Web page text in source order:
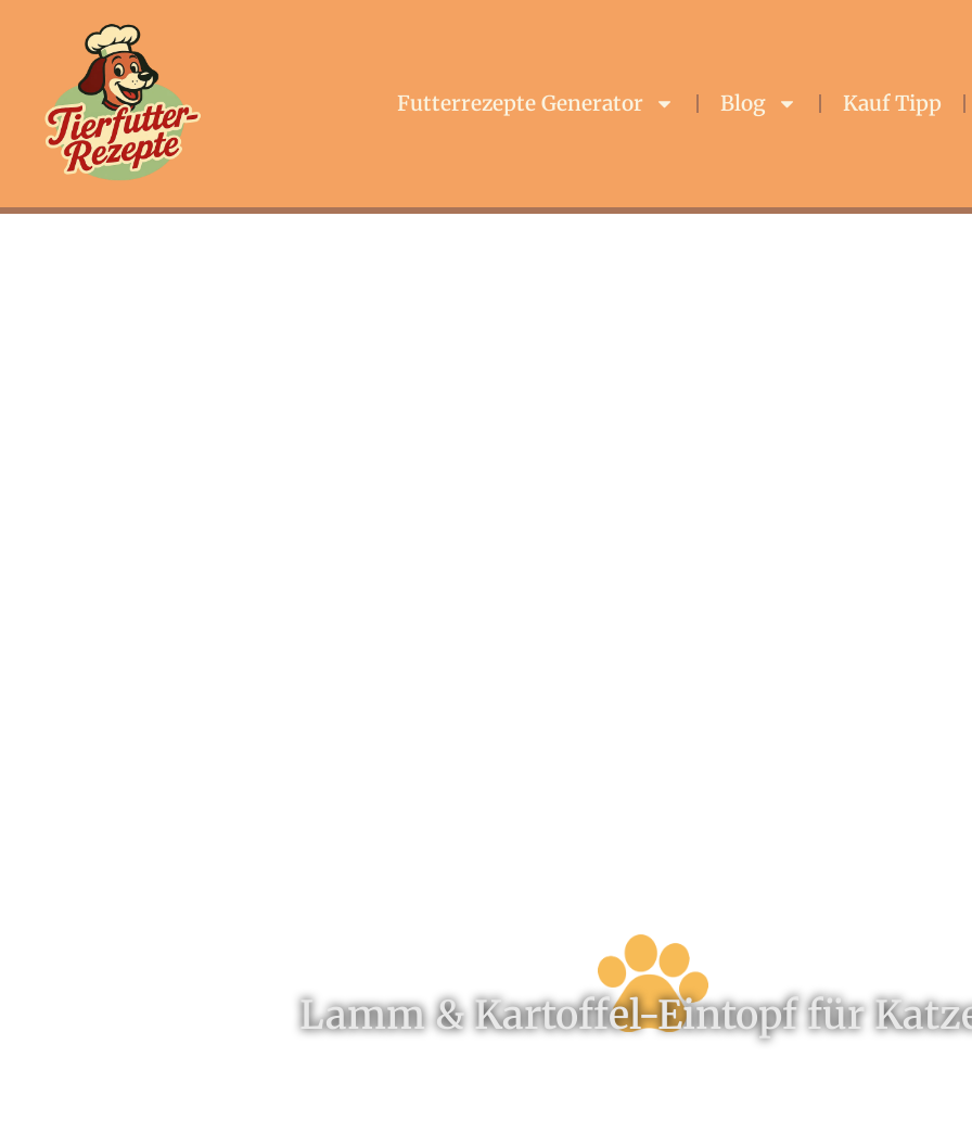
Futterrezepte Generator Blog Kauf Tipp
Lamm & Kartoffel-Eintopf für